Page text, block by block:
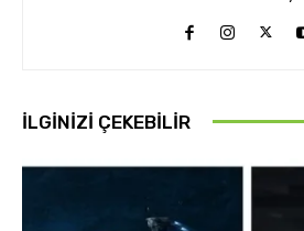
İLGINIZI ÇEKEBILIR